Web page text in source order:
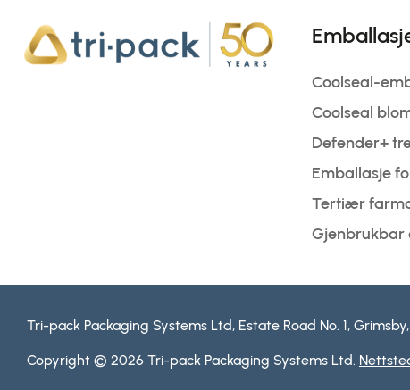
Coolseal-
Coolseal
Defender+
Emballasje
Tertiær
Gjenbrukbar
Tri-pack Packaging Systems Ltd, Estate Road No. 1,
Copyright © 2026 Tri-pack Packaging Systems Ltd.